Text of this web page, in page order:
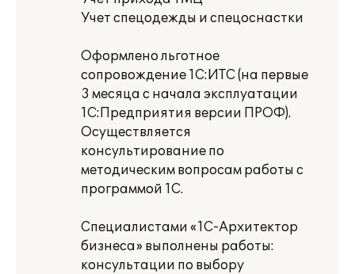
Учет спецодежды и спецоснастки
Оформлено льготное
сопровождение 1С:ИТС (на первые
3 месяца с начала эксплуатации
1С:Предприятия версии ПРОФ).
Осуществляется
консультирование по
методическим вопросам работы с
программой 1С.
Специалистами «1С-Архитектор
бизнеса» выполнены работы:
консультации по выбору